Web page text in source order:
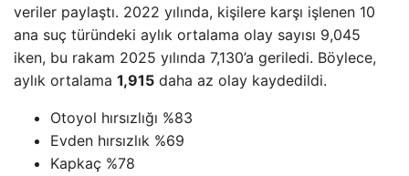
veriler paylaştı. 2022 yılında, kişilere karşı işlenen 10
ana suç türündeki aylık ortalama olay sayısı 9,045
iken, bu rakam 2025 yılında 7,130’a geriledi. Böylece,
aylık ortalama 1,915 daha az olay kaydedildi.
Otoyol hırsızlığı %83
Evden hırsızlık %69
Kapkaç %78